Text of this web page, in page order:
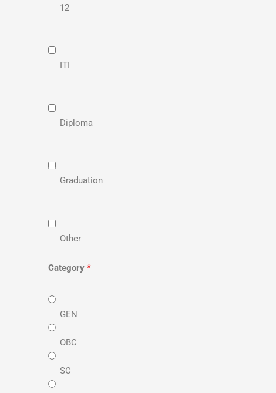
12
ITI
Diploma
Graduation
Other
Category *
GEN
OBC
SC